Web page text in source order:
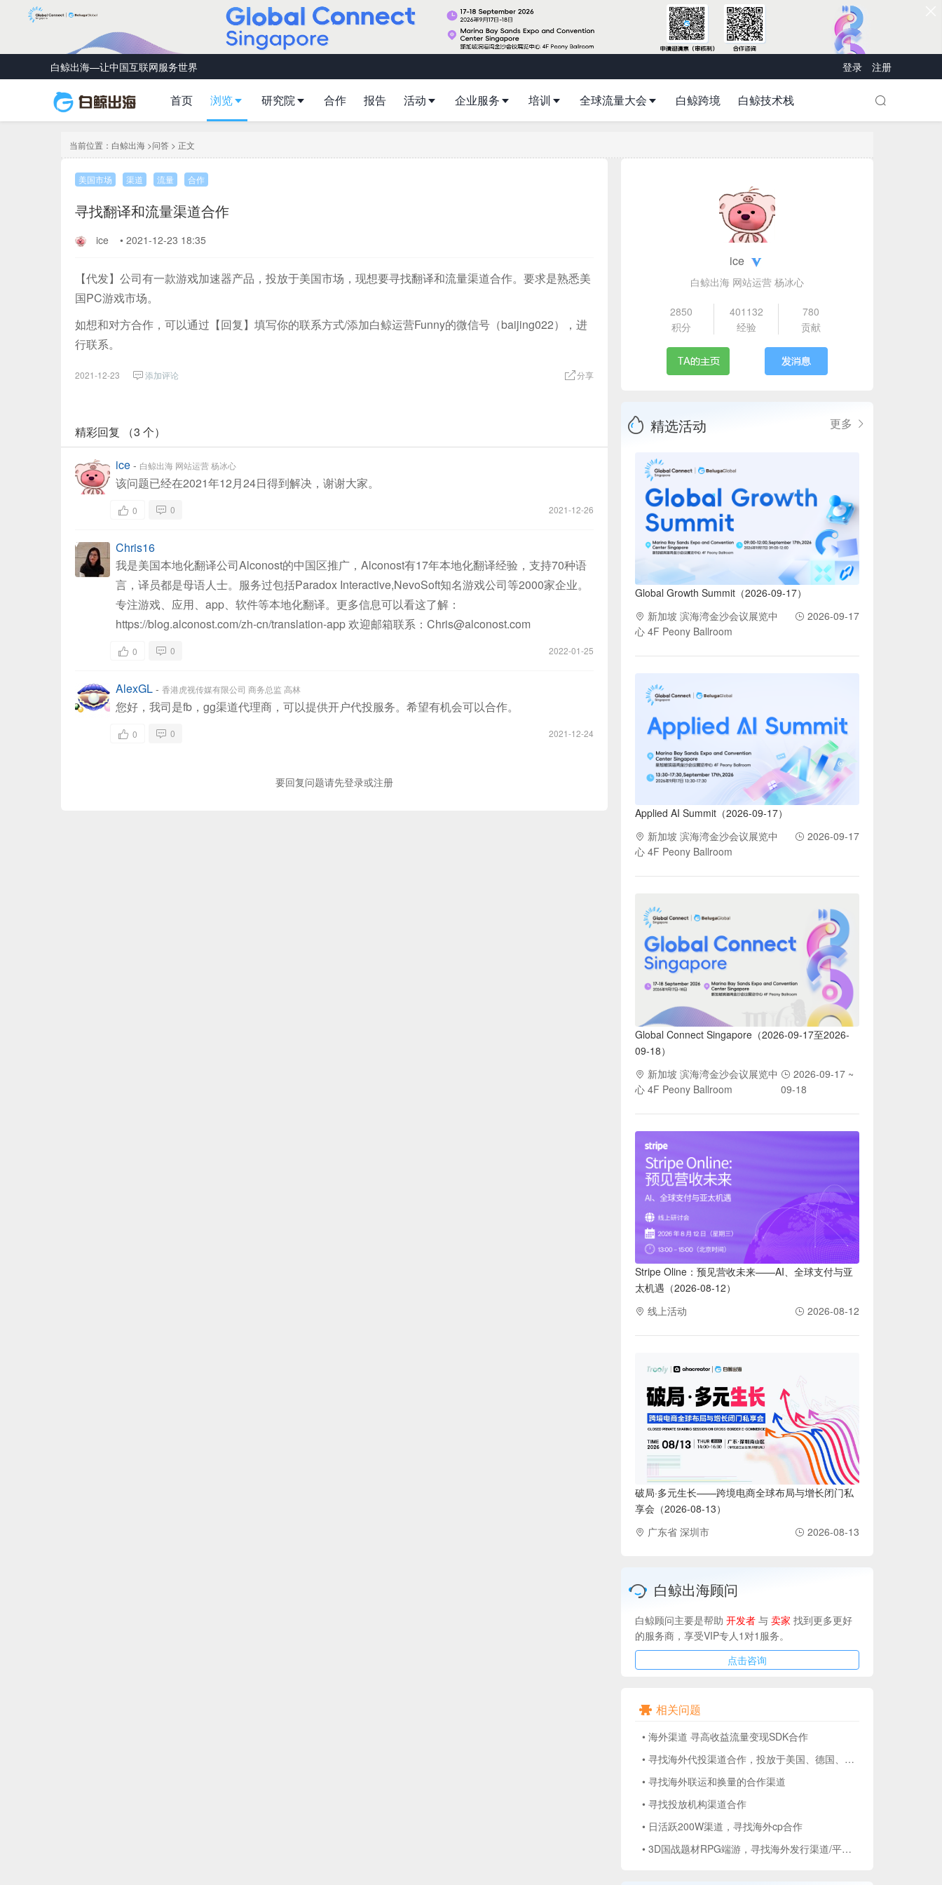
白鲸出海—让中国互联网服务世界 登录 注册
首页 浏览 研究院 合作 报告 活动 企业服务 培训 全球流量大会 白鲸跨境 白鲸技术栈
当前位置： 白鲸出海 >问答 > 正文
美国市场 渠道 流量 合作
寻找翻译和流量渠道合作
ice • 2021-12-23 18:35
【代发】公司有一款游戏加速器产品，投放于美国市场，现想要寻找翻译和流量渠道合作。要求是熟悉美
国PC游戏市场。
如想和对方合作，可以通过【回复】填写你的联系方式/添加白鲸运营Funny的微信号（baijing022），进
行联系。
2021-12-23 添加评论 分享
精彩回复 （3 个）
ice - 白鲸出海 网站运营 杨冰心
该问题已经在2021年12月24日得到解决，谢谢大家。
2021-12-26
0 0
Chris16
我是美国本地化翻译公司Alconost的中国区推广，Alconost有17年本地化翻译经验，支持70种语
言，译员都是母语人士。服务过包括Paradox Interactive,NevoSoft知名游戏公司等2000家企业。
专注游戏、应用、app、软件等本地化翻译。更多信息可以看这了解：
https://blog.alconost.com/zh-cn/translation-app欢迎邮箱联系： Chris@alconost.com
2022-01-25
0 0
AlexGL - 香港虎视传媒有限公司 商务总监 高林
您好，我司是fb，gg渠道代理商，可以提供开户代投服务。希望有机会可以合作。
2021-12-24
0 0
要回复问题请先登录或注册
ice
白鲸出海 网站运营 杨冰心
2850
积分
401132
经验
780
贡献
精选活动 更多
Global Growth Summit（2026-09-17）
新加坡 滨海湾金沙会议展览中
心 4F Peony Ballroom
2026-09-17
Applied AI Summit（2026-09-17）
新加坡 滨海湾金沙会议展览中
心 4F Peony Ballroom
2026-09-17
Global Connect Singapore（2026-09-17至2026-
09-18）
新加坡 滨海湾金沙会议展览中
心 4F Peony Ballroom
2026-09-17 ~
09-18
Stripe Oline：预见营收未来——AI、全球支付与亚
太机遇（2026-08-12）
线上活动
2026-08-12
破局·多元生长——跨境电商全球布局与增长闭门私
享会（2026-08-13）
广东省 深圳市
2026-08-13
白鲸出海顾问
白鲸顾问主要是帮助 开发者 与 卖家 找到更多更好
的服务商，享受VIP专人1对1服务。
点击咨询
相关问题
• 海外渠道 寻高收益流量变现SDK合作
• 寻找海外代投渠道合作，投放于美国、德国、英国、意大利、法国、加拿大地区。
• 寻找海外联运和换量的合作渠道
• 寻找投放机构渠道合作
• 日活跃200W渠道，寻找海外cp合作
• 3D国战题材RPG端游，寻找海外发行渠道/平台/运营合作